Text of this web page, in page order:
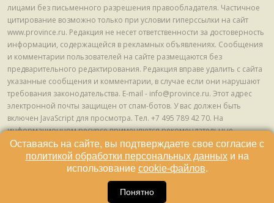
лицами без письменного разрешения правообладателя. Частичное
цитирование возможно только при условии гиперссылки на сайт
www.province.ru. Редакция не несет ответственности за достоверность
информации, содержащейся в рекламных объявлениях. Сообщения
и комментарии пользователей на сайте размещаются без
предварительного редактирования. Редакция вправе удалить с сайта
указанные сообщения и комментарии, в случае если они нарушают
требования законодательства. E-mail - info@province.ru. Этот адрес
электронной почты защищен от спам-ботов. У вас должен быть
включен JavaScript для просмотра. Tел. +7 495 789 42 70. На
информационном ресурсе применяются рекомендательные
технологии (информационные технологии предоставления
информации на основе сбора, систематизации и анализа сведений,
относящихся к предпочтениям пользователей сети "Интернет",
находящихся на территории Российской Федерации) © ООО ИД
Оставаясь на сайте, вы подтверждаете свое согласие с
политикой обработки персональных данныхи на
использование cookie-файлов.
Понятно